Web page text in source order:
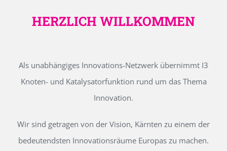
HERZLICH WILLKOMMEN
Als unabhängiges Innovations-Netzwerk übernimmt I3
Knoten- und Katalysatorfunktion rund um das Thema
Innovation.
Wir sind getragen von der Vision, Kärnten zu einem der
bedeutendsten Innovationsräume Europas zu machen.